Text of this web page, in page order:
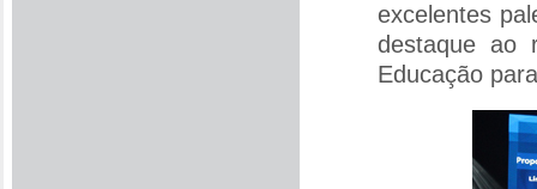
excelentes
destaque ao
Educação